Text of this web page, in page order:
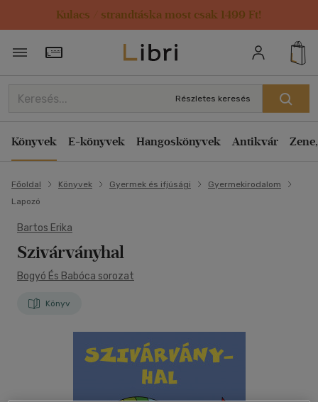
Kulacs / strandtáska most csak 1499 Ft!
Törzsvásárlói Kártya adatai
Részletes keresés
Könyvek E-könyvek Hangoskönyvek Antikvár
Főoldal Könyvek Gyermek és ifjúsági
Gyermekirodalom
Lapozó
Bartos Erika
Szivárványhal
Bogyó És Babóca sorozat
Könyv